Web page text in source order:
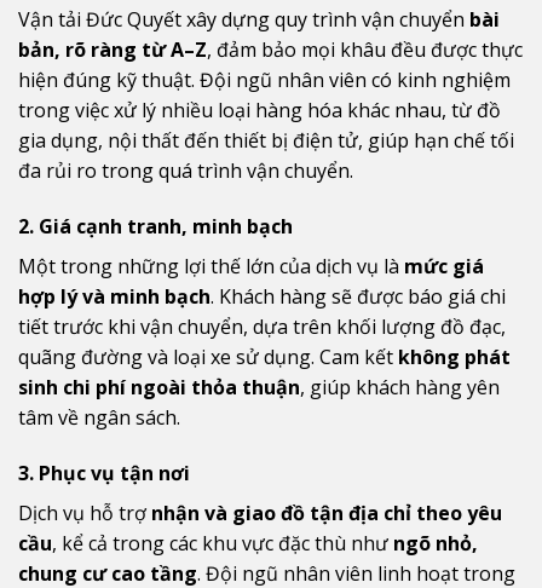
Vận tải Đức Quyết xây dựng quy trình vận chuyển bài
bản, rõ ràng từ A–Z, đảm bảo mọi khâu đều được thực
hiện đúng kỹ thuật. Đội ngũ nhân viên có kinh nghiệm
trong việc xử lý nhiều loại hàng hóa khác nhau, từ đồ
gia dụng, nội thất đến thiết bị điện tử, giúp hạn chế tối
đa rủi ro trong quá trình vận chuyển.
2. Giá cạnh tranh, minh bạch
Một trong những lợi thế lớn của dịch vụ là mức giá
hợp lý và minh bạch. Khách hàng sẽ được báo giá chi
tiết trước khi vận chuyển, dựa trên khối lượng đồ đạc,
quãng đường và loại xe sử dụng. Cam kết không phát
sinh chi phí ngoài thỏa thuận, giúp khách hàng yên
tâm về ngân sách.
3. Phục vụ tận nơi
Dịch vụ hỗ trợ nhận và giao đồ tận địa chỉ theo yêu
cầu, kể cả trong các khu vực đặc thù như ngõ nhỏ,
chung cư cao tầng. Đội ngũ nhân viên linh hoạt trong